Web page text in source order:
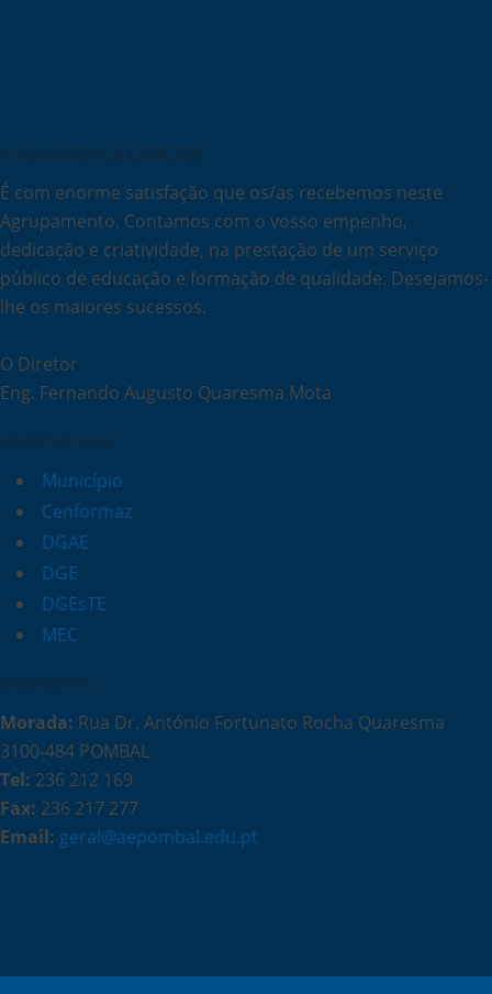
A MENSAGEM DO DIRETOR
É com enorme satisfação que os/as recebemos neste
Agrupamento. Contamos com o vosso empenho,
dedicação e criatividade, na prestação de um serviço
público de educação e formação de qualidade. Desejamos-
lhe os maiores sucessos.
O Diretor
Eng. Fernando Augusto Quaresma Mota
LINKS RÁPIDOS
Município
Cenformaz
DGAE
DGE
DGEsTE
MEC
CONTACTOS
Morada: Rua Dr. António Fortunato Rocha Quaresma
3100-484 POMBAL
Tel: 236 212 169
Fax: 236 217 277
Email: geral@aepombal.edu.pt